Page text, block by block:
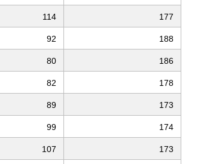
114 177
92 188
80 186
82 178
89 173
99 174
107 173